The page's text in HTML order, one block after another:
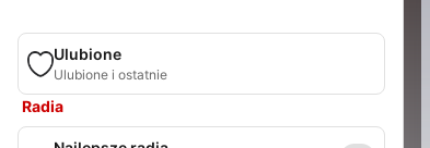
Ulubione
Ulubione i ostatnie
Radia